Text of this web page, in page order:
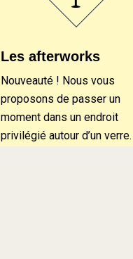
Les afterworks
Nouveauté ! Nous vous
proposons de passer un
moment dans un endroit
privilégié autour d’un verre.